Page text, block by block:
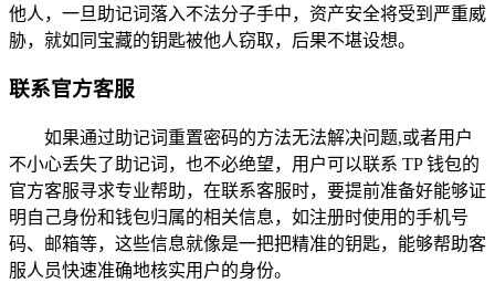
他人，一旦助记词落入不法分子手中，资产安全将受到严重威
胁，就如同宝藏的钥匙被他人窃取，后果不堪设想。
联系官方客服
如果通过助记词重置密码的方法无法解决问题,或者用户
不小心丢失了助记词，也不必绝望，用户可以联系 TP 钱包的
官方客服寻求专业帮助，在联系客服时，要提前准备好能够证
明自己身份和钱包归属的相关信息，如注册时使用的手机号
码、邮箱等，这些信息就像是一把把精准的钥匙，能够帮助客
服人员快速准确地核实用户的身份。